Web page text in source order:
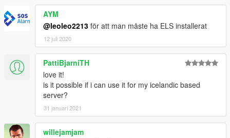
AYM
@leoleo2213 för att man måste ha ELS installerat
12 juli 2020
PattiBjarniTH
love it!
is it possible if i can use it for my icelandic based
server?
31 januari 2021
willejamjam